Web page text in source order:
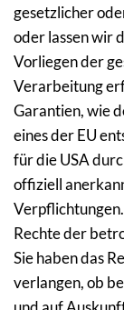
gesetzlicher
oder lassen wir
Vorliegen der
Verarbeitung
Garantien, wie
eines der EU
für die USA
offiziell
Verpflichtungen.
Rechte der
Sie haben das
verlangen, ob